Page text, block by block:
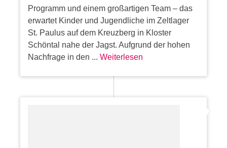
Programm und einem großartigen Team – das
erwartet Kinder und Jugendliche im Zeltlager
St. Paulus auf dem Kreuzberg in Kloster
Schöntal nahe der Jagst. Aufgrund der hohen
Nachfrage in den ...Weiterlesen